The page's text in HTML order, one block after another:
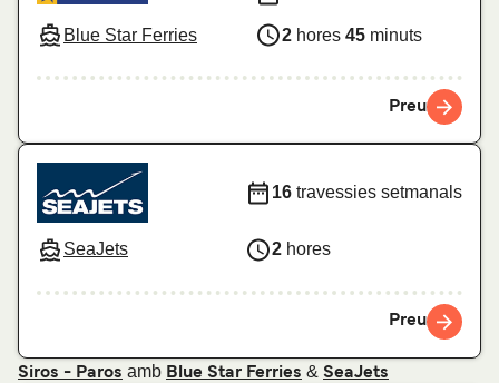
Blue Star Ferries 2 hores 45 minuts
Preu
SeaJets
16 travessies setmanals
2 hores
Preu
Siros - Paros amb Blue Star Ferries & SeaJets